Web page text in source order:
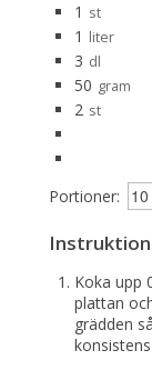
1 st
1 liter
3 dl
50 gram
2 st
Portioner:
Koka upp
plattan
grädden